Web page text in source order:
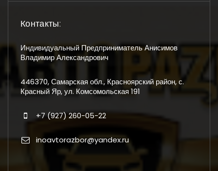
Контакты:
Индивидуальный Предприниматель Анисимов
Владимир Александрович
446370, Самарская обл., Красноярский район, с.
Красный Яр, ул. Комсомольская 191
+7 (927) 260-05-22
inoavtorazbor@yandex.ru